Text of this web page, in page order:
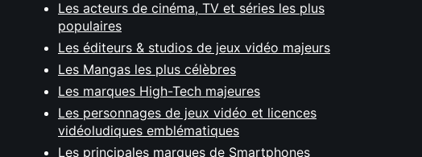
Les acteurs de cinéma, TV et séries les plus
populaires
Les éditeurs & studios de jeux vidéo majeurs
Les Mangas les plus célèbres
Les marques High-Tech majeures
Les personnages de jeux vidéo et licences
vidéoludiques emblématiques
Les principales marques de Smartphones